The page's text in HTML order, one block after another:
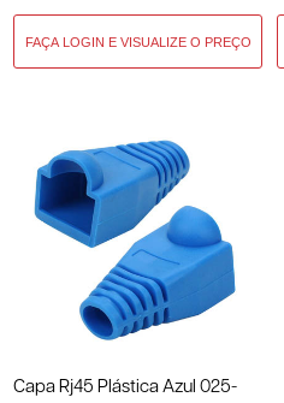
Capa Rj45 Plástica Azul 025-